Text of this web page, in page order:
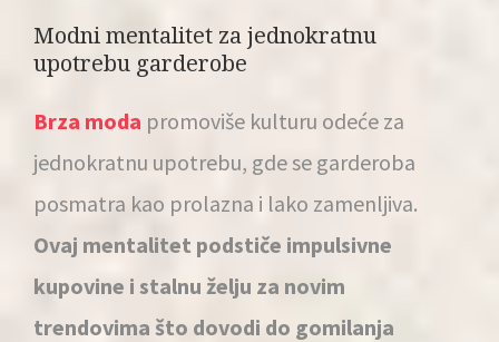
Modni mentalitet za jednokratnu
upotrebu garderobe
Brza moda promoviše kulturu odeće za
jednokratnu upotrebu, gde se garderoba
posmatra kao prolazna i lako zamenljiva.
Ovaj mentalitet podstiče impulsivne
kupovine i stalnu želju za novim
trendovima što dovodi do gomilanja